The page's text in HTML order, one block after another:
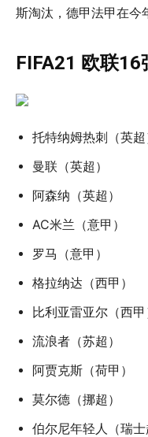
斯淘汰，德甲法甲在今
FIFA21 欧联16
托特纳姆热刺（英超
曼联（英超）
阿森纳（英超）
AC米兰（意甲）
罗马（意甲）
格拉纳达（西甲）
比利亚雷亚尔（西甲
流浪者（苏超）
阿贾克斯（荷甲）
莫尔德（挪超）
伯尔尼年轻人（瑞士